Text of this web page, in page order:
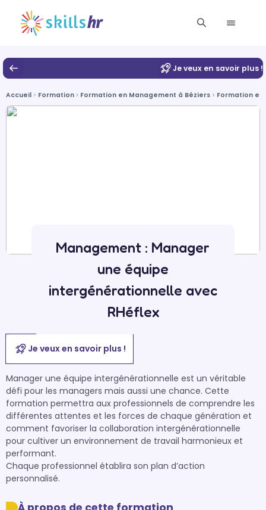
Je veux en savoir plus !
Accueil Formation Formation en Management à Béziers Formation en
Management : Manager
une équipe
intergénérationnelle avec
RHéflex
Je veux en savoir plus !
Manager une équipe intergénérationnelle est un véritable
défi pour les managers mais aussi une chance. Cette
formation permettra aux professionnels de comprendre les
différentes attentes et les forces de chaque génération et
comment favoriser la collaboration intergénérationnelle
pour cultiver un environnement de travail harmonieux et
performant.
Chaque professionnel établira son plan d’action
personnalisé.